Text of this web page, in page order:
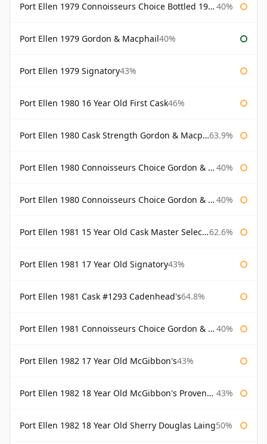
Port Ellen 1979 Connoisseurs Choice Bottled 1995 Gordon & Macphail 40%
Port Ellen 1979 Gordon & Macphail40%
Port Ellen 1979 Signatory43%
Port Ellen 1980 16 Year Old First Cask46%
Port Ellen 1980 Cask Strength Gordon & Macphail 63.9%
Port Ellen 1980 Connoisseurs Choice Gordon & Macphail 40%
Port Ellen 1980 Connoisseurs Choice Gordon & Macphail 19 Year Old 40%
Port Ellen 1981 15 Year Old Cask Master Selection 62.6%
Port Ellen 1981 17 Year Old Signatory43%
Port Ellen 1981 Cask #1293 Cadenhead's64.8%
Port Ellen 1981 Connoisseurs Choice Gordon & Macphail 40%
Port Ellen 1982 17 Year Old McGibbon's43%
Port Ellen 1982 18 Year Old McGibbon's Provenance 43%
Port Ellen 1982 18 Year Old Sherry Douglas Laing50%